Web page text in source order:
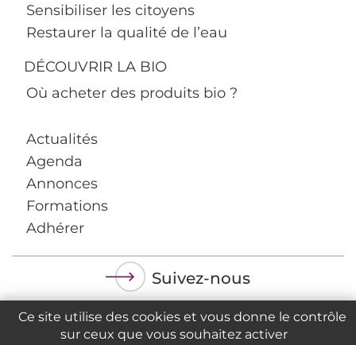
Sensibiliser les citoyens
Restaurer la qualité de l’eau
DÉCOUVRIR LA BIO
Où acheter des produits bio ?
Actualités
Agenda
Annonces
Formations
Adhérer
Suivez-nous
Ce site utilise des cookies et vous donne le contrôle
sur ceux que vous souhaitez activer